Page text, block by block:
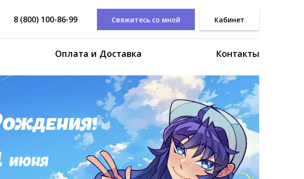
8 (800) 100-86-99 Свяжитесь со мной Кабинет
Оплата и Доставка Контакты